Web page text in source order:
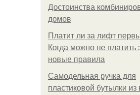
Достоинства
домов
Платит ли за лифт
Когда можно не платить
новые правила
Самодельная ручка для
пластиковой бутылки из